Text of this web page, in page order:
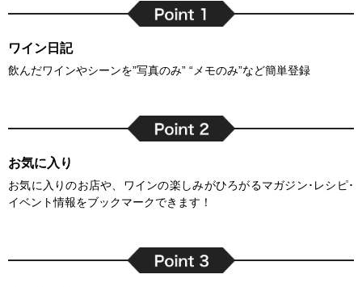
ワイン日記
飲んだワインやシーンを”写真のみ” “メモのみ”など簡単登録
お気に入り
お気に入りのお店や、ワインの楽しみがひろがるマガジン･レシピ･
イベント情報をブックマークできます！